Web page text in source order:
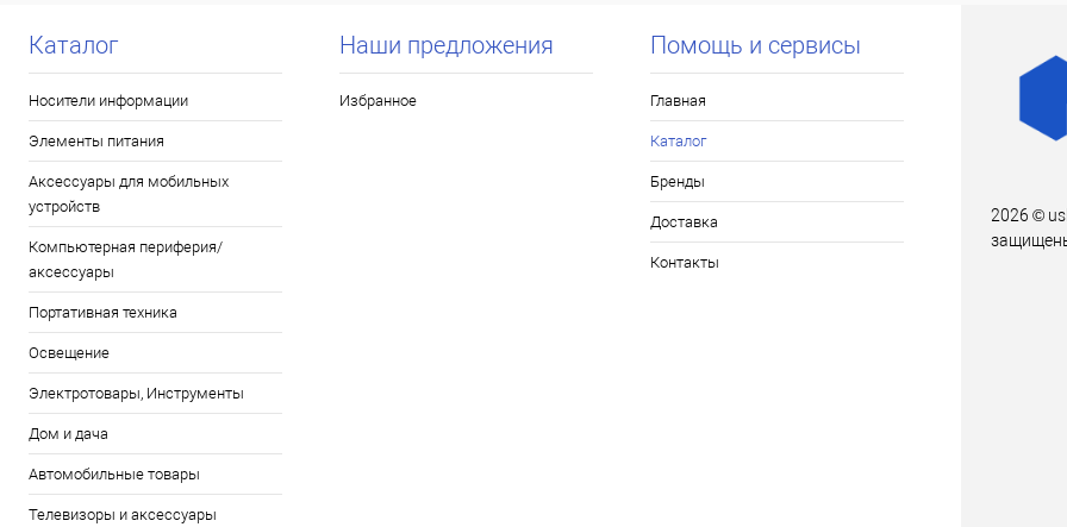
Каталог
Носители информации
Элементы питания
Аксессуары для мобильных
устройств
Компьютерная периферия/
аксессуары
Портативная техника
Освещение
Электротовары, Инструменты
Дом и дача
Автомобильные товары
Телевизоры и аксессуары
Наши предложения
Избранное
Помощь и сервисы
Главная
Каталог
Бренды
Доставка
Контакты
2026 ©